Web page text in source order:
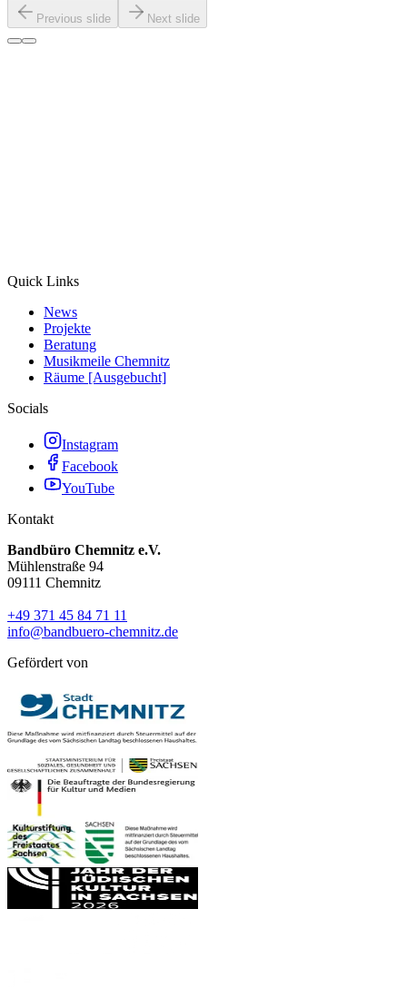
Previous slide Next slide
Quick Links
News
Projekte
Beratung
Musikmeile Chemnitz
Räume [Ausgebucht]
Socials
Instagram
Facebook
YouTube
Kontakt
Bandbüro Chemnitz e.V.
Mühlenstraße 94
09111 Chemnitz
+49 371 45 84 71 11
info@bandbuero-chemnitz.de
Gefördert von